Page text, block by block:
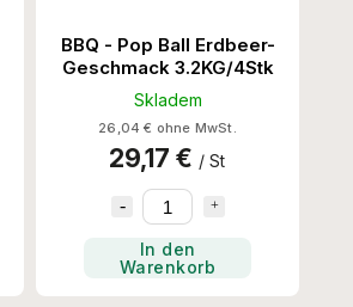
BBQ - Pop Ball Erdbeer-
Geschmack 3.2KG/4Stk
Skladem
26,04 € ohne MwSt.
29,17 € / St
In den
Warenkorb